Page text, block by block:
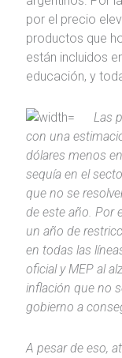
por el precio
productos que
están incluidos
educación, y
Las
con una
dólares menos
sequía en el
que no se
de este año. Por
un año de
en todas las
oficial y MEP al
inflación que no
gobierno a
A pesar de eso,